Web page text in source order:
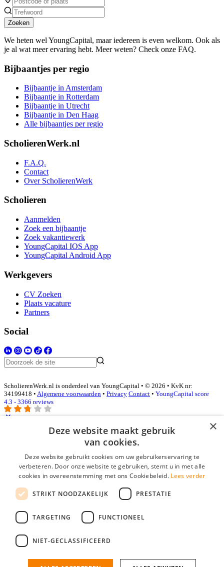
Zoeken
We heten wel YoungCapital, maar iedereen is even welkom. Ook als
je al wat meer ervaring hebt. Meer weten? Check onze FAQ.
Bijbaantjes per regio
Bijbaantje in Amsterdam
Bijbaantje in Rotterdam
Bijbaantje in Utrecht
Bijbaantje in Den Haag
Alle bijbaantjes per regio
ScholierenWerk.nl
F.A.Q.
Contact
Over ScholierenWerk
Scholieren
Aanmelden
Zoek een bijbaantje
Zoek vakantiewerk
YoungCapital IOS App
YoungCapital Android App
Werkgevers
CV Zoeken
Plaats vacature
Partners
Social
ScholierenWerk.nl is onderdeel van YoungCapital • © 2026 • KvK nr:
34199418 • Algemene voorwaarden • Privacy Contact • YoungCapital score
4.3 - 3366 reviews
Inloggen als bedrijf
E-mail*
Wachtwoord
login gegevens onthouden
login
Bedrijf aanmelden
nieuwe collega/werknemer zo gevonden!
×
Deze website maakt gebruik
van cookies.
Deze website gebruikt cookies om uw gebruikerservaring te
verbeteren. Door onze website te gebruiken, stemt u in met alle
cookies in overeenstemming met ons Cookiebeleid. Lees verder
STRIKT NOODZAKELIJK PRESTATIE
TARGETING FUNCTIONEEL
NIET-GECLASSIFICEERD